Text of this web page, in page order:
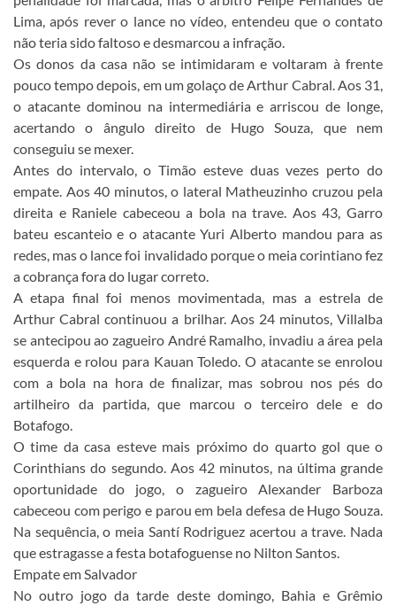
Lima, após rever o lance no vídeo, entendeu que o contato
não teria sido faltoso e desmarcou a infração.
Os donos da casa não se intimidaram e voltaram à frente
pouco tempo depois, em um golaço de Arthur Cabral. Aos 31,
o atacante dominou na intermediária e arriscou de longe,
acertando o ângulo direito de Hugo Souza, que nem
conseguiu se mexer.
Antes do intervalo, o Timão esteve duas vezes perto do
empate. Aos 40 minutos, o lateral Matheuzinho cruzou pela
direita e Raniele cabeceou a bola na trave. Aos 43, Garro
bateu escanteio e o atacante Yuri Alberto mandou para as
redes, mas o lance foi invalidado porque o meia corintiano fez
a cobrança fora do lugar correto.
A etapa final foi menos movimentada, mas a estrela de
Arthur Cabral continuou a brilhar. Aos 24 minutos, Villalba
se antecipou ao zagueiro André Ramalho, invadiu a área pela
esquerda e rolou para Kauan Toledo. O atacante se enrolou
com a bola na hora de finalizar, mas sobrou nos pés do
artilheiro da partida, que marcou o terceiro dele e do
Botafogo.
O time da casa esteve mais próximo do quarto gol que o
Corinthians do segundo. Aos 42 minutos, na última grande
oportunidade do jogo, o zagueiro Alexander Barboza
cabeceou com perigo e parou em bela defesa de Hugo Souza.
Na sequência, o meia Santí Rodriguez acertou a trave. Nada
que estragasse a festa botafoguense no Nilton Santos.
Empate em Salvador
No outro jogo da tarde deste domingo, Bahia e Grêmio